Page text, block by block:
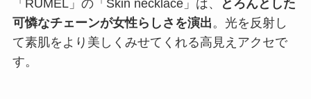
「RUMEL」の「Skin necklace」は、
とろんとした
可憐なチェーンが女性らしさを演出 。光を反射し
て素肌をより美しくみせてくれる高見えアクセで
す。